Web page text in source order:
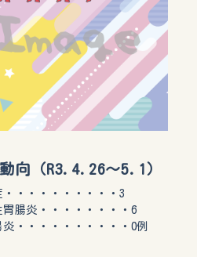
向（R3.4.26～5.1）
・・・・・・・3
・・・・・・・・6
・・・・・・・・0例